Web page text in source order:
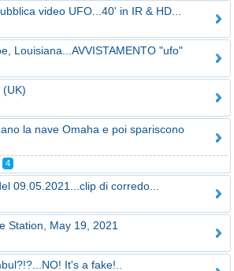
video UFO...40' in IR & HD...
Louisiana...AVVISTAMENTO "ufo"
(UK)
la nave Omaha e poi spariscono
4
09.05.2021...clip di corredo...
Station, May 19, 2021
It's a fake!..